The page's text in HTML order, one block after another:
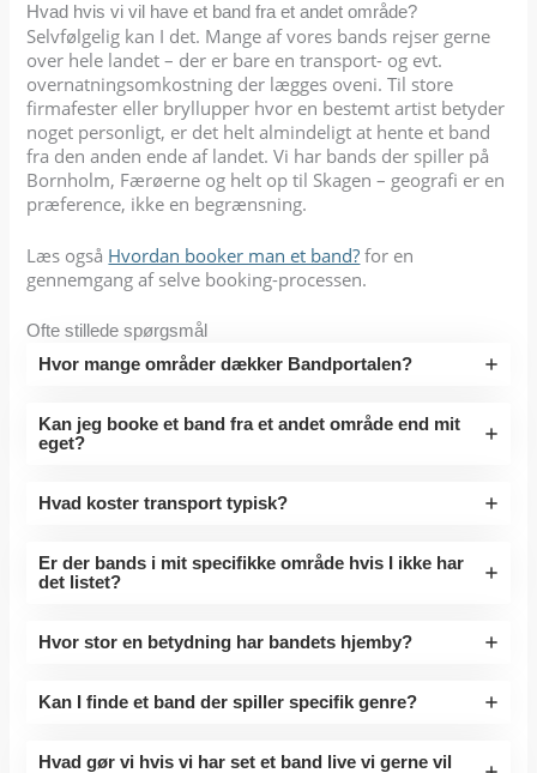
Hvad hvis vi vil have et band fra et andet område?
Selvfølgelig kan I det. Mange af vores bands rejser gerne
over hele landet – der er bare en transport- og evt.
overnatningsomkostning der lægges oveni. Til store
firmafester eller bryllupper hvor en bestemt artist betyder
noget personligt, er det helt almindeligt at hente et band
fra den anden ende af landet. Vi har bands der spiller på
Bornholm, Færøerne og helt op til Skagen – geografi er en
præference, ikke en begrænsning.
Læs også Hvordan booker man et band? for en
gennemgang af selve booking-processen.
Ofte stillede spørgsmål
Hvor mange områder dækker Bandportalen?
Kan jeg booke et band fra et andet område end mit
eget?
Hvad koster transport typisk?
Er der bands i mit specifikke område hvis I ikke har
det listet?
Hvor stor en betydning har bandets hjemby?
Kan I finde et band der spiller specifik genre?
Hvad gør vi hvis vi har set et band live vi gerne vil